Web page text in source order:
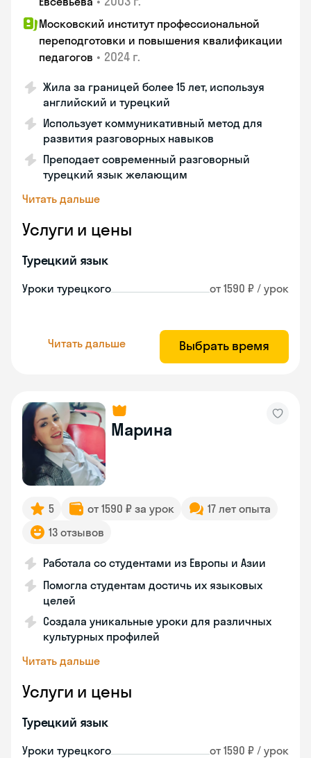
Московский институт профессиональной
переподготовки и повышения квалификации
педагогов • 2024 г.
Жила за границей более 15 лет, используя
английский и турецкий
Использует коммуникативный метод для
развития разговорных навыков
Преподает современный разговорный
турецкий язык желающим
Читать дальше
Услуги и цены
Турецкий язык
Уроки турецкого от 1590 ₽ / урок
Читать дальше Выбрать время
Марина
5 от 1590 ₽ за урок
17 лет опыта
13 отзывов
Работала со студентами из Европы и Азии
Помогла студентам достичь их языковых
целей
Создала уникальные уроки для различных
культурных профилей
Читать дальше
Услуги и цены
Турецкий язык
Уроки турецкого от 1590 ₽ / урок